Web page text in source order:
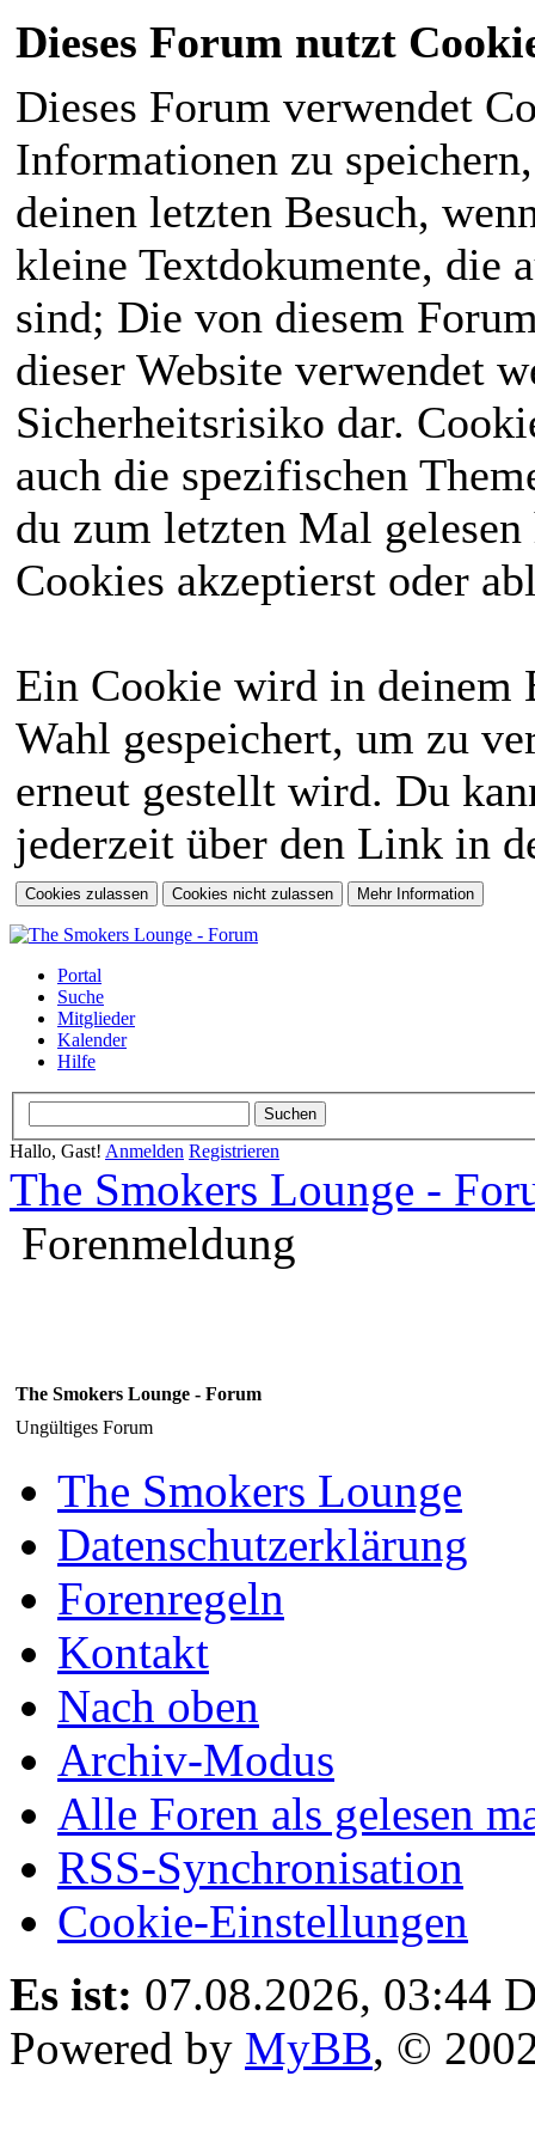
Dieses Forum nutzt
Dieses Forum verwendet
Informationen zu
deinen letzten Besuch,
kleine Textdokumente, die
sind; Die von diesem
dieser Website verwendet
Sicherheitsrisiko dar.
auch die spezifischen
du zum letzten Mal
Cookies akzeptierst oder
Ein Cookie wird in deinem
Wahl gespeichert, um zu
erneut gestellt wird. Du
jederzeit über den Link in
Portal
Suche
Mitglieder
Kalender
Hilfe
Hallo, Gast! Anmelden Registrieren
The Smokers Lounge -
Forenmeldung
The Smokers Lounge - Forum
Ungültiges Forum
The Smokers Lounge
Datenschutzerklärung
Forenregeln
Kontakt
Nach oben
Archiv-Modus
Alle Foren als gelesen
RSS-Synchronisation
Cookie-Einstellungen
Es ist: 07.08.2026, 03:44
Powered by MyBB, ©